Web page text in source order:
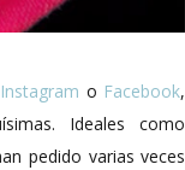
Instagram o Facebook,
Ideales como
pedido varias veces